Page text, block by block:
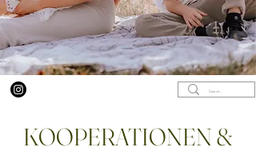
KOOPERATIONEN &